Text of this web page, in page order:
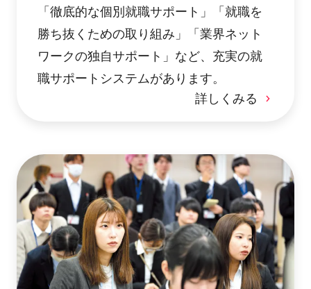
「徹底的な個別就職サポート」「就職を
勝ち抜くための取り組み」「業界ネット
ワークの独自サポート」など、充実の就
職サポートシステムがあります。
詳しくみる